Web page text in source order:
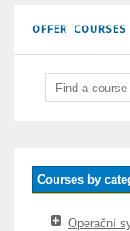
OFFER
Courses by
Operační